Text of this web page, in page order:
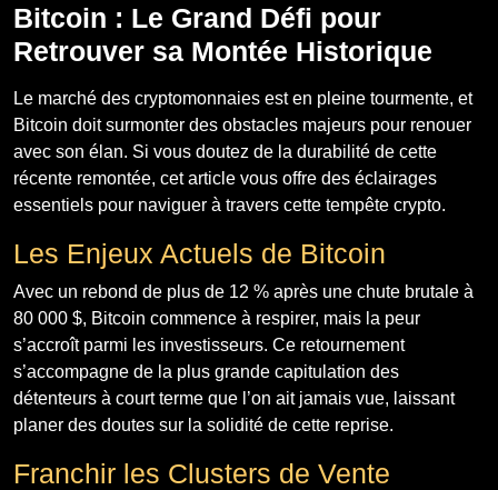
Bitcoin : Le Grand Défi pour
Retrouver sa Montée Historique
Le marché des cryptomonnaies est en pleine tourmente, et
Bitcoin doit surmonter des obstacles majeurs pour renouer
avec son élan. Si vous doutez de la durabilité de cette
récente remontée, cet article vous offre des éclairages
essentiels pour naviguer à travers cette tempête crypto.
Les Enjeux Actuels de Bitcoin
Avec un rebond de plus de 12 % après une chute brutale à
80 000 $, Bitcoin commence à respirer, mais la peur
s’accroît parmi les investisseurs. Ce retournement
s’accompagne de la plus grande capitulation des
détenteurs à court terme que l’on ait jamais vue, laissant
planer des doutes sur la solidité de cette reprise.
Franchir les Clusters de Vente